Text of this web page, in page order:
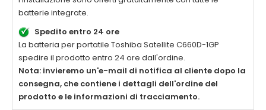
batterie integrate.
Spedito entro 24 ore
La batteria per portatile Toshiba Satellite C660D-1GP
spedire il prodotto entro 24 ore dall'ordine.
Nota: invieremo un'e-mail di notifica al cliente dopo la
consegna, che contiene i dettagli dell'ordine del
prodotto e le informazioni di tracciamento.